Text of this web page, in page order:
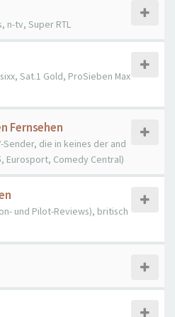
n-tv, Super RTL
Sat.1 Gold, ProSieben Max
Fernsehen
Sender, die in keines der and
Eurosport, Comedy Central)
und Pilot-Reviews), britisch